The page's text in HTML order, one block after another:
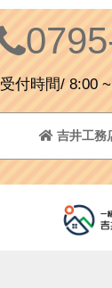
受付時間/ 8:00
吉井工